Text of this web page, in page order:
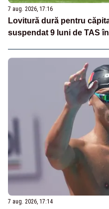
7 aug. 2026, 17:16
Lovitură dură pentru
suspendat 9 luni de TAS
7 aug. 2026, 17:14